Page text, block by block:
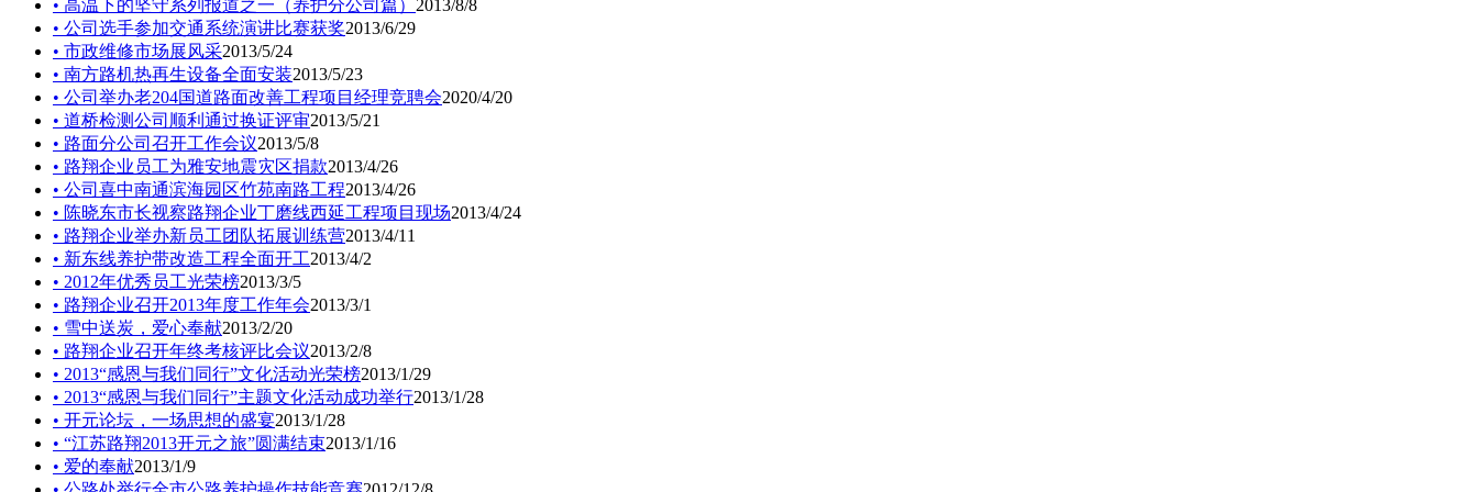
• 高温下的坚守系列报道之一（养护分公司篇） 2013/8/8
• 公司选手参加交通系统演讲比赛获奖2013/6/29
• 市政维修市场展风采2013/5/24
• 南方路机热再生设备全面安装2013/5/23
• 公司举办老204国道路面改善工程项目经理竞聘会2020/4/20
• 道桥检测公司顺利通过换证评审2013/5/21
• 路面分公司召开工作会议2013/5/8
• 路翔企业员工为雅安地震灾区捐款2013/4/26
• 公司喜中南通滨海园区竹苑南路工程2013/4/26
• 陈晓东市长视察路翔企业丁磨线西延工程项目现场2013/4/24
• 路翔企业举办新员工团队拓展训练营2013/4/11
• 新东线养护带改造工程全面开工2013/4/2
• 2012年优秀员工光荣榜2013/3/5
• 路翔企业召开2013年度工作年会2013/3/1
• 雪中送炭，爱心奉献2013/2/20
• 路翔企业召开年终考核评比会议2013/2/8
• 2013“感恩与我们同行”文化活动光荣榜2013/1/29
• 2013“感恩与我们同行”主题文化活动成功举行2013/1/28
• 开元论坛，一场思想的盛宴2013/1/28
• “江苏路翔2013开元之旅”圆满结束2013/1/16
• 爱的奉献2013/1/9